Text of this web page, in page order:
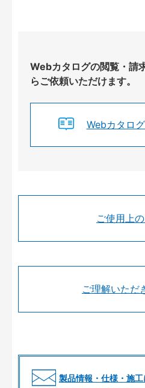
Webカタログの閲覧・請
らご依頼いただけます。
Webカタロ
ご使用上
ご理解いただ
製品情報・仕様・施